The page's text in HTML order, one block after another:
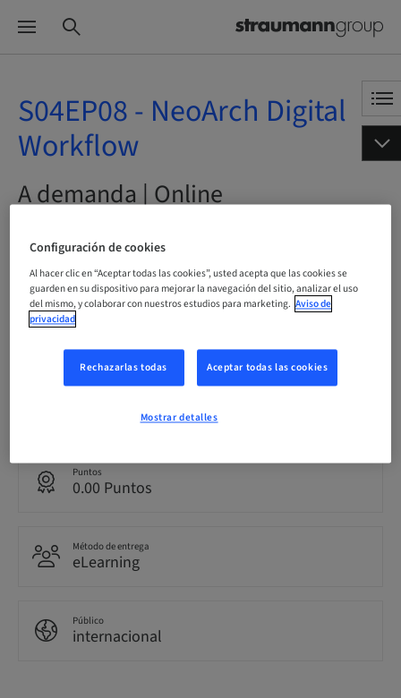
S04EP08 - NeoArch Digital
Workflow
A demanda | Online
RESERVAR AHORA
Estado
Puntos
0.00 Puntos
Método de entrega
eLearning
Público
internacional
Configuración de cookies
Al hacer clic en “Aceptar todas las cookies”, usted acepta que las cookies se
guarden en su dispositivo para mejorar la navegación del sitio, analizar el uso
del mismo, y colaborar con nuestros estudios para marketing. Aviso de
privacidad
Rechazarlas todas Aceptar todas las cookies
Mostrar detalles